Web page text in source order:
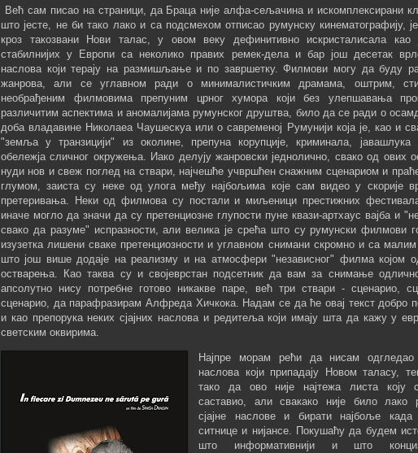
Већ сам писао на страници, да Браца није алфа-сељачина и искомплексирани
што јесте, не би тако лако и са подсмехом отписао румунску кинематографију,
кроз такозвани Нови талас, у овом веку дефинитивно искристалисала као
стабилнијих у Европи са неколико правих ремек-дела и бар још десетак
наслова који терају на размишљање и по завршетку. Филмови могу да буду
жанрова, али се углавном ради о минималистичким драмама, оштрим,
необрађеним филмовима препуним црног хумора који без улепшавања
различитим аспектима и аномалијама румунског друштва, било да се ради о
доба владавине Николаеа Чаушескуа или о савременој Румунији која је, као и
"земља у транзицији" из околине, препуна корупције, криминала, јавашлука
обележја сличног окружења. Иако делују жанровски једнолично, свако од ових
нуди нов и свеж поглед на ствари, најчешће учвршћен снажним сценариом и
глумом, заиста су неке од улога међу најбољима које сам видео у скорије
претеривања. Неки од филмова су постали и миљеници престижних
иначе могло да значи да су претенциозне глупости пуне квази-артхаус вајба и
свако да разуме" испразности, али велика је срећа што су румунски филмови
изузетка лишени сваке претенциозности и углавном снимани скромно и са
што још више додаје на реализму и на атмосфери "независног" филма којом
остварења. Као таква су и својеврстан подсетник да вам за снимање
апсолутно нису потребне готово никакве паре, већ три ствари - сценарио,
сценарио, да парафразирам Алфреда Хичкока. Надам се да ће овај текст добро
и као препорука неких сјајних наслова и редитеља који имају шта да кажу у
светским оквирима.
Најпре морам рећи да нисам одгледао
наслова који припадају Новом таласу,
тако да ово није најтежа листа коју
саставио, али свакако није било лако
сјајне наслове и бирати најбоље када
ситнице и нијансе. Покушаћу да будем
што информативнији и што